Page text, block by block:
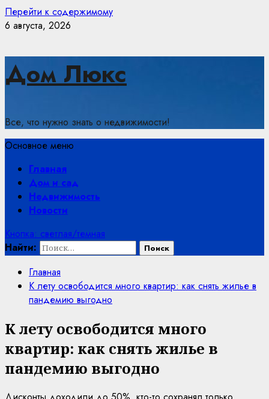
Перейти к содержимому
6 августа, 2026
Дом Люкс
Все, что нужно знать о недвижимости!
Основное меню
Главная
Дом и сад
Недвижимость
Новости
Кнопка: светлая/темная
Найти:
Главная
К лету освободится много квартир: как снять жилье в
пандемию выгодно
К лету освободится много
квартир: как снять жилье в
пандемию выгодно